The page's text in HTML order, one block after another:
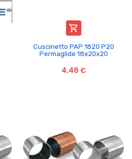

Cuscinetto PAP 1820 P20
Permaglide 18x20x20
4,48 €